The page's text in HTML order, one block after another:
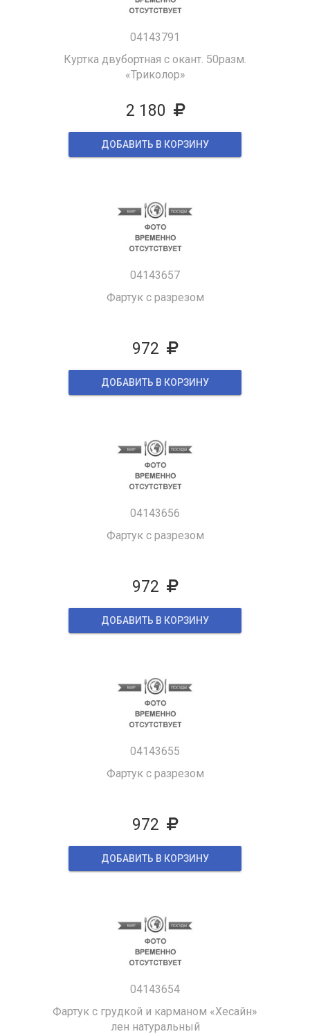
04143791
Куртка двубортная с окант. 50разм.
«Триколор»
2 180
ДОБАВИТЬ В КОРЗИНУ
04143657
Фартук с разрезом
972
ДОБАВИТЬ В КОРЗИНУ
04143656
Фартук с разрезом
972
ДОБАВИТЬ В КОРЗИНУ
04143655
Фартук с разрезом
972
ДОБАВИТЬ В КОРЗИНУ
04143654
Фартук с грудкой и карманом «Хесайн»
лен натуральный